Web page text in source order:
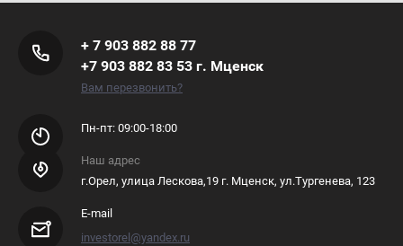
+ 7 903 882 88 77
+7 903 882 83 53 г. Мценск
Вам перезвонить?
Пн-пт: 09:00-18:00
Наш адрес
г.Орел, улица Лескова,19 г. Мценск, ул.Тургенева, 123
E-mail
investorel@yandex.ru